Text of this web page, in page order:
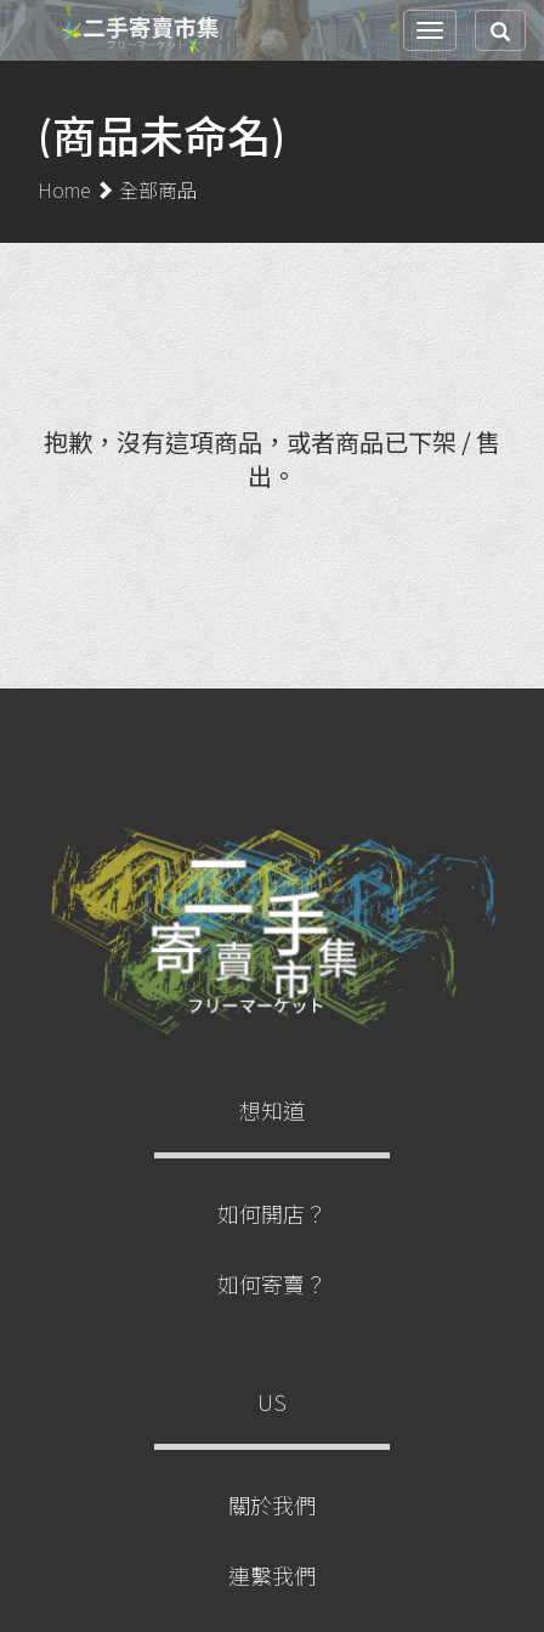
(商品未命名)
Home 全部商品
抱歉，沒有這項商品，或者商品已下架 / 售
出。
想知道
如何開店？
如何寄賣？
US
關於我們
連繫我們